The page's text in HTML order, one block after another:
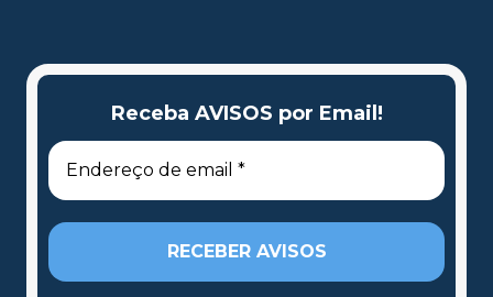
Receba AVISOS por Email!